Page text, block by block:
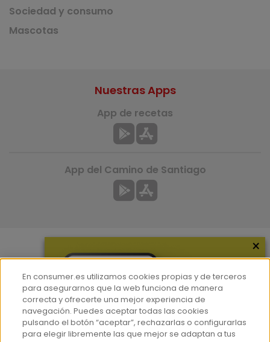
Sociedad y consumo
Mascotas
Más información
¿Quiénes somos?
Hemeroteca
Contacto
Nuestras Apps
App de recetas
App del Camino de Santiago
×
En consumer.es utilizamos cookies propias y de terceros
para asegurarnos que la web funciona de manera
correcta y ofrecerte una mejor experiencia de
navegación. Puedes aceptar todas las cookies
pulsando el botón “aceptar”, rechazarlas o configurarlas
para elegir libremente las que mejor se adaptan a tus